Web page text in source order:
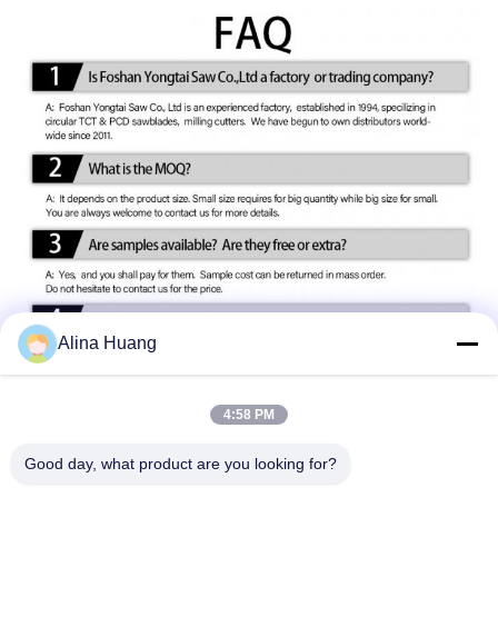
Alina Huang
4:58 PM
Good day, what product are you looking for?